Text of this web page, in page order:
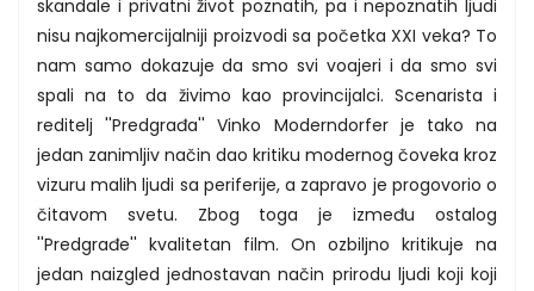
skandale i privatni život poznatih, pa i nepoznatih ljudi
nisu najkomercijalniji proizvodi sa početka XXI veka? To
nam samo dokazuje da smo svi voajeri i da smo svi
spali na to da živimo kao provincijalci. Scenarista i
reditelj ''Predgrađa'' Vinko Moderndorfer je tako na
jedan zanimljiv način dao kritiku modernog čoveka kroz
vizuru malih ljudi sa periferije, a zapravo je progovorio o
čitavom svetu. Zbog toga je između ostalog
''Predgrađe'' kvalitetan film. On ozbiljno kritikuje na
jedan naizgled jednostavan način prirodu ljudi koji koji